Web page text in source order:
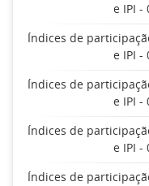
e IPI -
Índices de
e IPI -
Índices de
e IPI -
Índices de
e IPI -
Índices de